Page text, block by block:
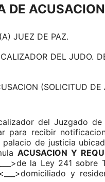
DE
DE PAZ.
DEL JUDO. DE
(SOLICITUD DE
del Juzgado
para recibir
de justicia
ACUSACION Y
la Ley 241
y